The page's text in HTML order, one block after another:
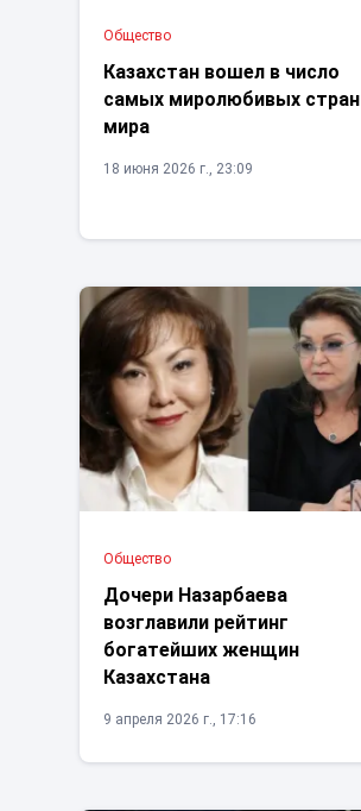
Общество
Казахстан вошел в число
самых миролюбивых стран
мира
18 июня 2026 г., 23:09
Общество
Дочери Назарбаева
возглавили рейтинг
богатейших женщин
Казахстана
9 апреля 2026 г., 17:16